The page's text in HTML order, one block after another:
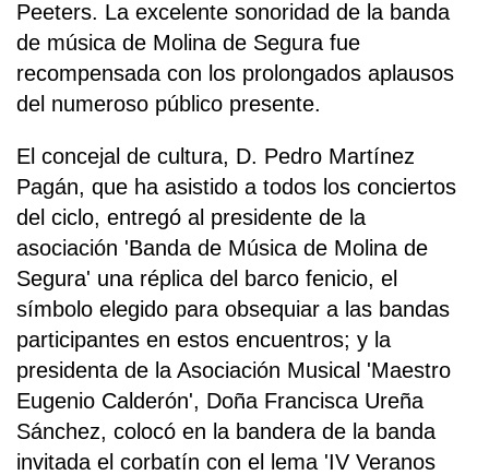
Peeters. La excelente sonoridad de la banda
de música de Molina de Segura fue
recompensada con los prolongados aplausos
del numeroso público presente.
El concejal de cultura, D. Pedro Martínez
Pagán, que ha asistido a todos los conciertos
del ciclo, entregó al presidente de la
asociación 'Banda de Música de Molina de
Segura' una réplica del barco fenicio, el
símbolo elegido para obsequiar a las bandas
participantes en estos encuentros; y la
presidenta de la Asociación Musical 'Maestro
Eugenio Calderón', Doña Francisca Ureña
Sánchez, colocó en la bandera de la banda
invitada el corbatín con el lema 'IV Veranos